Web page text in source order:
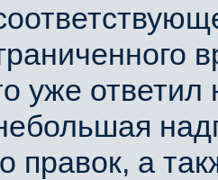
уже
правок, а